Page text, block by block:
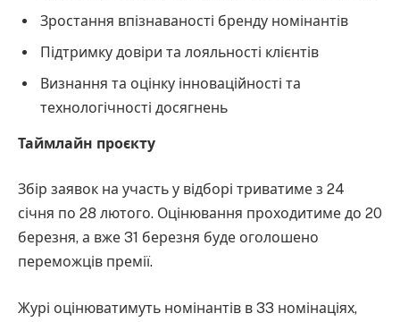
Зростання впізнаваності бренду номінантів
Підтримку довіри та лояльності клієнтів
Визнання та оцінку інноваційності та
технологічності досягнень
Таймлайн проєкту
Збір заявок на участь у відборі триватиме з 24
січня по 28 лютого. Оцінювання проходитиме до 20
березня, а вже 31 березня буде оголошено
переможців премії.
Журі оцінюватимуть номінантів в 33 номінаціях,